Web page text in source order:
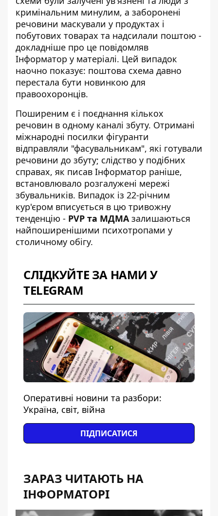
кримінальним минулим, а заборонені
речовини маскували у продуктах і
побутових товарах та надсилали поштою -
докладніше про це повідомляв
Інформатор у матеріалі. Цей випадок
наочно показує: поштова схема давно
перестала бути новинкою для
правоохоронців.
Поширеним є і поєднання кількох
речовин в одному каналі збуту. Отримані
міжнародні посилки фігуранти
відправляли "фасувальникам", які готували
речовини до збуту; слідство у подібних
справах, як писав Інформатор раніше,
встановлювало розгалужені мережі
збувальників. Випадок із 22-річним
кур'єром вписується в цю тривожну
тенденцію - PVP та МДМАзалишаються
найпоширенішими психотропами у
столичному обігу.
СЛІДКУЙТЕ ЗА НАМИ У
TELEGRAM
Оперативні новини та разбори:
Україна, світ, війна
ПІДПИСАТИСЯ
ЗАРАЗ ЧИТАЮТЬ НА
ІНФОРМАТОРІ